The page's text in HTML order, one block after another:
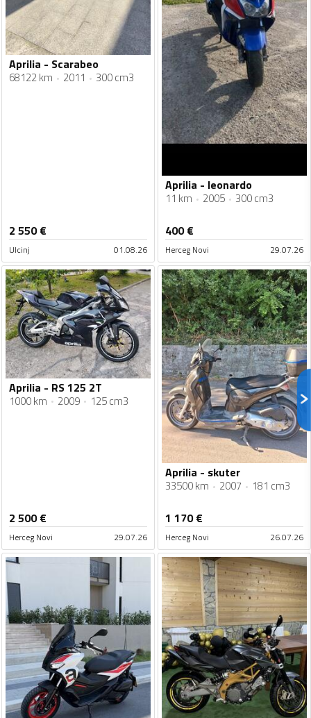
Aprilia - Scarabeo
68122 km 2011 300 cm3
2 550€
Ulcinj 01.08.26
Aprilia - leonardo
11 km 2005 300 cm3
400€
Herceg Novi 29.07.26
Aprilia - RS 125 2T
1000 km 2009 125 cm3
2 500€
Herceg Novi 29.07.26
Aprilia - skuter
33500 km 2007 181 cm3
1 170€
Herceg Novi 26.07.26